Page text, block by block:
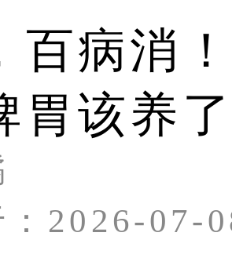
护肝方法
医生，2026-
百病消
胃该养了
：2026-07-